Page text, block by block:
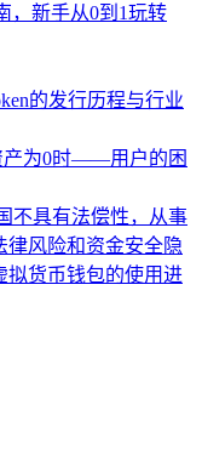
，新手从0到1玩转
的发行历程与行业
产为0时——用户的困
不具有法偿性，从事
律风险和资金安全隐
拟货币钱包的使用进